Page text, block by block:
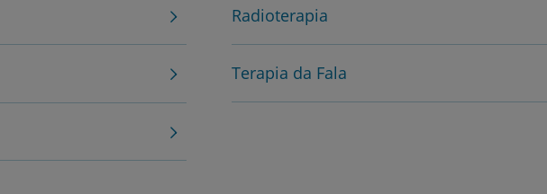
Radioterapia
Terapia da Fala